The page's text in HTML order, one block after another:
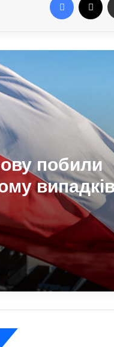
побили
випадків
більше та
через
вже